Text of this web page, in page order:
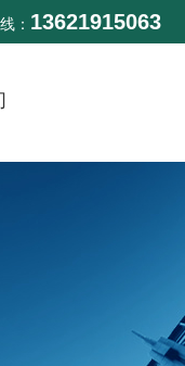
： 13621915063